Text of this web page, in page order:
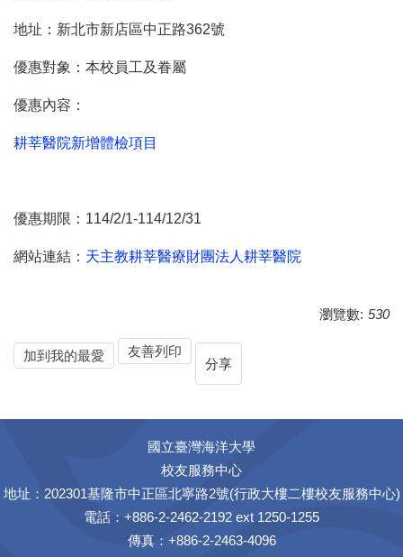
地址：新北市新店區中正路362號
優惠對象：本校員工及眷屬
優惠內容：
耕莘醫院新增體檢項目
優惠期限：114/2/1-114/12/31
網站連結： 天主教耕莘醫療財團法人耕莘醫院
瀏覽數: 530
加到我的最愛
友善列印
分享
國立臺灣海洋大學
校友服務中心
地址：202301基隆市中正區北寧路2號(行政大樓二樓校友服務中心)
電話：+886-2-2462-2192 ext 1250-1255
傳真：+886-2-2463-4096